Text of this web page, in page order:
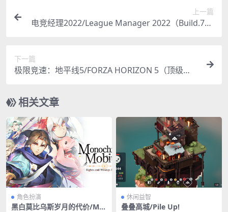
上一篇
电竞经理2022/League Manager 2022（Build.796
下一篇
极限竞速：地平线5/FORZA HORIZON 5（顶级
相关文章
角色扮演
黑白莫比乌斯岁月的代价/Mo
休闲益智
叠叠高城/Pile Up!